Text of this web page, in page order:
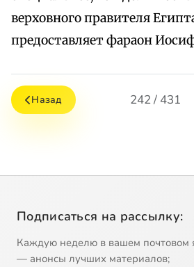
верховного правителя
предоставляет фараон
Назад 242 / 431
Подписаться на рассылку:
Каждую неделю в вашем почтовом
— анонсы лучших материалов;